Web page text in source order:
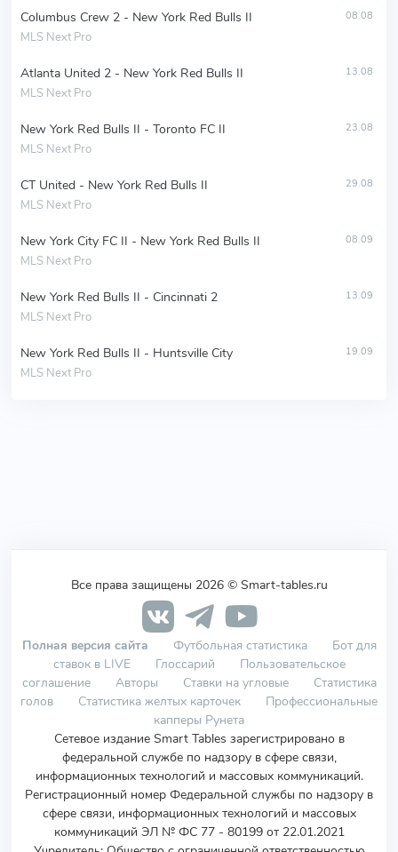
Columbus Crew 2 - New York Red Bulls II
MLS Next Pro
08.08
Atlanta United 2 - New York Red Bulls II
MLS Next Pro
13.08
New York Red Bulls II - Toronto FC II
MLS Next Pro
23.08
CT United - New York Red Bulls II
MLS Next Pro
29.08
New York City FC II - New York Red Bulls II
MLS Next Pro
08.09
New York Red Bulls II - Cincinnati 2
MLS Next Pro
13.09
New York Red Bulls II - Huntsville City
MLS Next Pro
19.09
Все права защищены 2026 © Smart-tables.ru
Полная версия сайта Футбольная статистика
Бот для
ставок в LIVE
Глоссарий
Пользовательское
соглашение
Авторы Ставки на угловые
Статистика
голов
Статистика желтых карточек
Профессиональные
капперы Рунета
Сетевое издание Smart Tables зарегистрировано в
федеральной службе по надзору в сфере связи,
информационных технологий и массовых коммуникаций.
Регистрационный номер Федеральной службы по надзору в
сфере связи, информационных технологий и массовых
коммуникаций ЭЛ № ФС 77 - 80199 от 22.01.2021